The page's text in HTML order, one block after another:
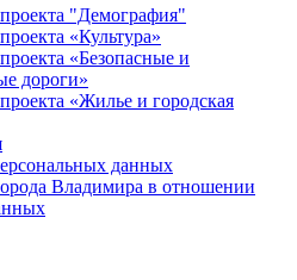
"Демография"
«Культура»
«Безопасные и
дороги»
«Жилье и городская
данных
Владимира в отношении